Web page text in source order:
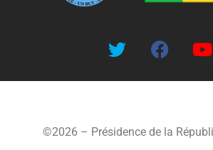
©2026 – Présidence de la